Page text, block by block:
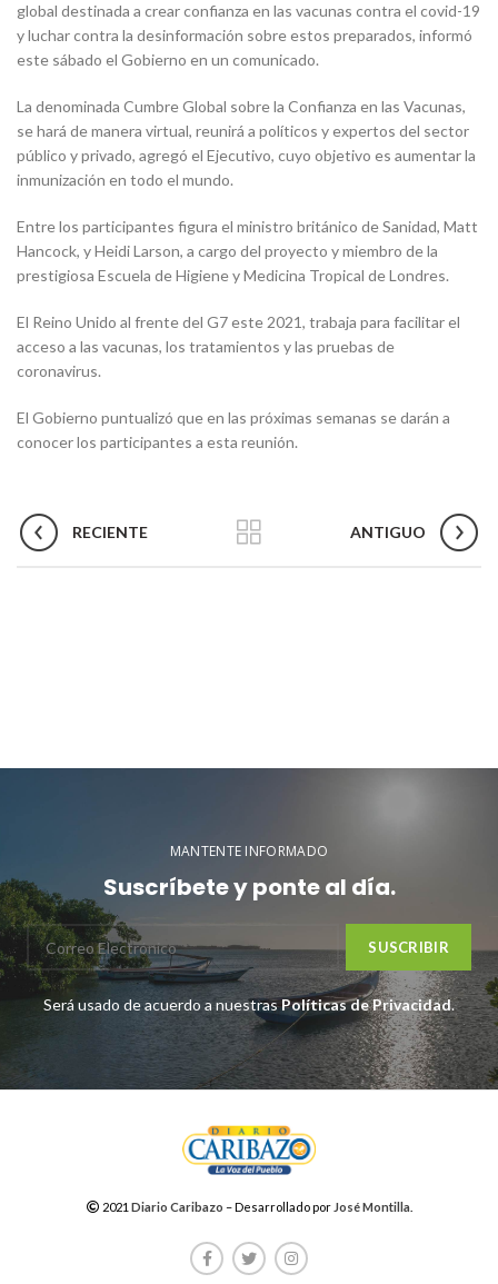
global destinada a crear confianza en las vacunas contra el covid-19
y luchar contra la desinformación sobre estos preparados, informó
este sábado el Gobierno en un comunicado.
La denominada Cumbre Global sobre la Confianza en las Vacunas,
se hará de manera virtual, reunirá a políticos y expertos del sector
público y privado, agregó el Ejecutivo, cuyo objetivo es aumentar la
inmunización en todo el mundo.
Entre los participantes figura el ministro británico de Sanidad, Matt
Hancock, y Heidi Larson, a cargo del proyecto y miembro de la
prestigiosa Escuela de Higiene y Medicina Tropical de Londres.
El Reino Unido al frente del G7 este 2021, trabaja para facilitar el
acceso a las vacunas, los tratamientos y las pruebas de
coronavirus.
El Gobierno puntualizó que en las próximas semanas se darán a
conocer los participantes a esta reunión.
RECIENTE ANTIGUO
MANTENTE INFORMADO
Suscríbete y ponte al día.
Será usado de acuerdo a nuestrasPolíticas de Privacidad.
2021 Diario Caribazo – Desarrollado por José Montilla